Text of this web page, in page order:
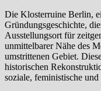
Die Klosterruine Berlin,
Gründungsgeschichte,
Ausstellungsort für
unmittelbarer Nähe des
umstrittenen Gebiet.
historischen
soziale, feministische